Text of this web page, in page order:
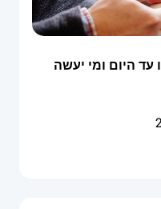
עד היום ומי יעשה